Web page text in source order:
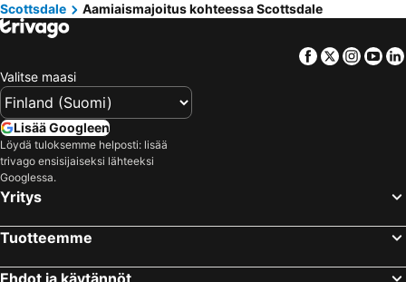
Scottsdale
Aamiaismajoitus kohteessa Scottsdale
Facebook
Twitter
Valitse maasi
Lisää Googleen
Löydä tuloksemme helposti: lisää
trivago ensisijaiseksi lähteeksi
Googlessa.
Yritys
Tuotteemme
Ehdot ja käytännöt